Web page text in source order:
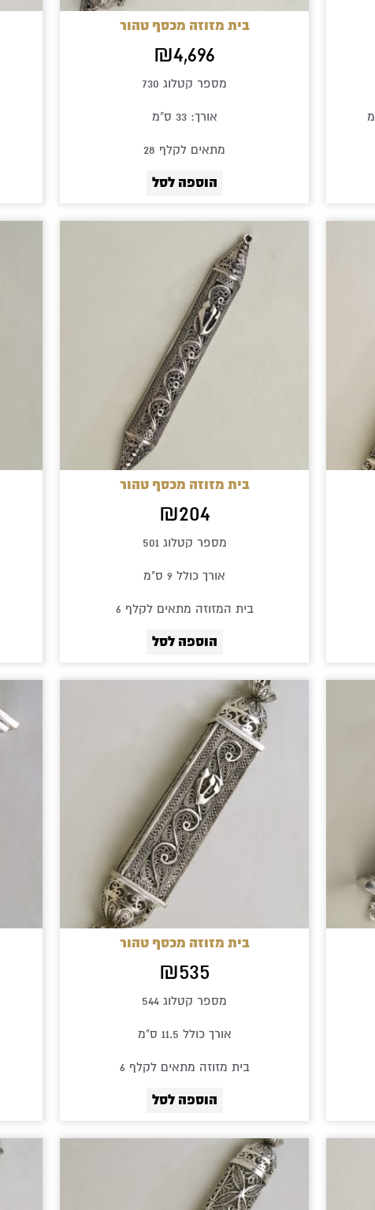
בית מזוזה מכסף טהור
₪4,696
מספר קטלוג 730
אורך: 33 ס"מ
מתאים לקלף 28
הוספה לסל
בית מזוזה מכסף טהור
₪204
מספר קטלוג 501
אורך כולל 9 ס"מ
בית המזוזה מתאים לקלף 6
הוספה לסל
בית מזוזה מכסף טהור
₪535
מספר קטלוג 544
אורך כולל 11.5 ס"מ
בית מזוזה מתאים לקלף 6
הוספה לסל
טווח